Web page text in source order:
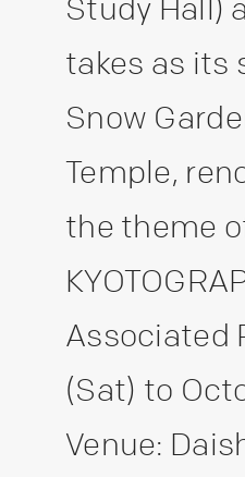
Study Hall)
takes as its
Snow
Temple,
the theme
Associated
(Sat) to
Venue: